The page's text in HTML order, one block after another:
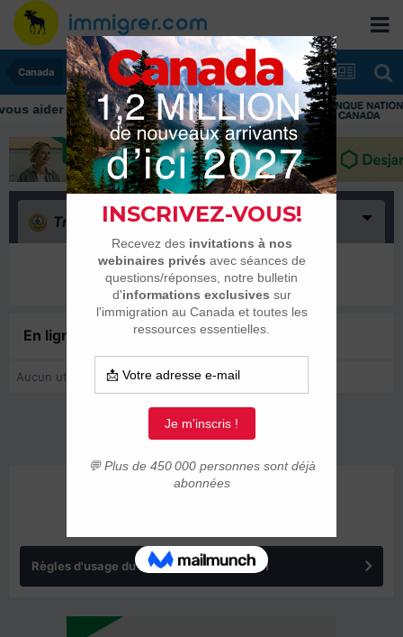
Canada
Triste (0)
Il n’y a encore rien ici
En ligne récemment0 membre est en ligne
Aucun utilisateur enregistré regarde cette page.
Règles d'usage du forum IMMIGRER.COM